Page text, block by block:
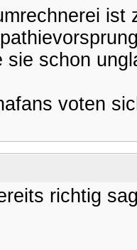
ist
sie schon
voten
richtig